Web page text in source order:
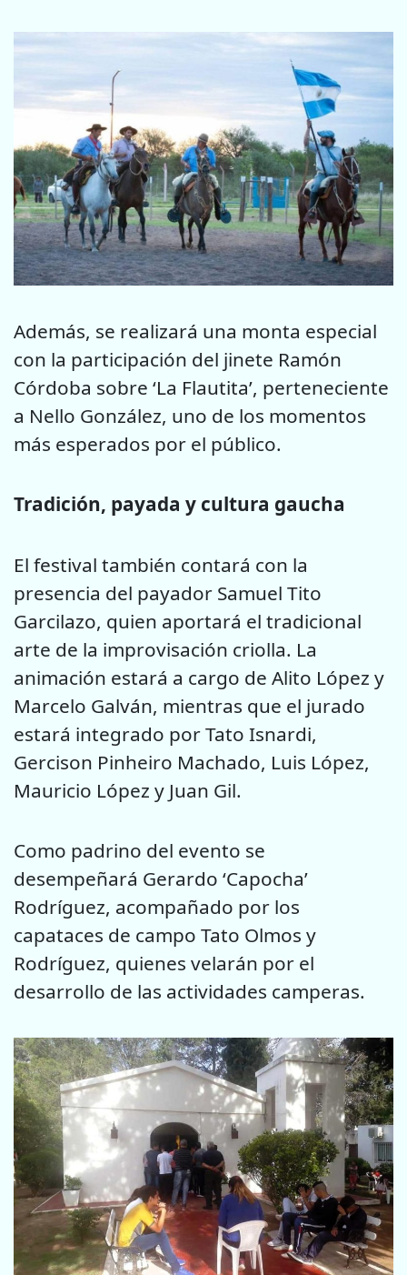
Además, se realizará una monta especial
con la participación del jinete Ramón
Córdoba sobre ‘La Flautita’, perteneciente
a Nello González, uno de los momentos
más esperados por el público.
Tradición, payada y cultura gaucha
El festival también contará con la
presencia del payador Samuel Tito
Garcilazo, quien aportará el tradicional
arte de la improvisación criolla. La
animación estará a cargo de Alito López y
Marcelo Galván, mientras que el jurado
estará integrado por Tato Isnardi,
Gercison Pinheiro Machado, Luis López,
Mauricio López y Juan Gil.
Como padrino del evento se
desempeñará Gerardo ‘Capocha’
Rodríguez, acompañado por los
capataces de campo Tato Olmos y
Rodríguez, quienes velarán por el
desarrollo de las actividades camperas.